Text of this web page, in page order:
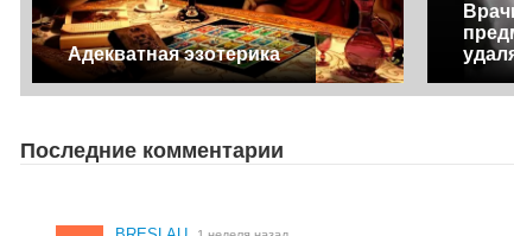
Адекватная эзотерика
Последние комментарии